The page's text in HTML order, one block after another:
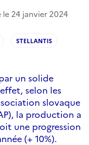
le 24 janvier 2024
STELLANTIS
un solide
selon les
slovaque
la production a
une progression
(+ 10%).